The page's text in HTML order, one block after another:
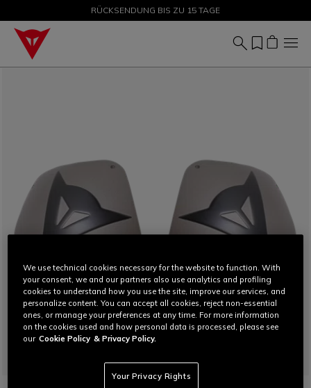
SALE BIS ZU -50 % – JETZT SHOPPEN
RÜCKSENDUNG BIS ZU 15 TAGE
We use technical cookies necessary for the website to function. With
your consent, we and our partners also use analytics and profiling
cookies to understand how you use the site, improve our services, and
personalize content. You can accept all cookies, reject non-essential
ones, or manage your preferences at any time. For more information
on the cookies used and how personal data is processed, please see
our Cookie Policy & Privacy Policy.
Your Privacy Rights